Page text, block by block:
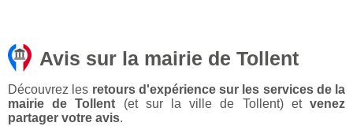
Avis sur la mairie de Tollent
Découvrez les retours d'expérience sur les services de la
mairie de Tollent (et sur la ville de Tollent) etvenez
partager votre avis.